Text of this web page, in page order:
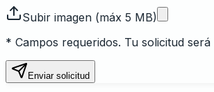
Subir imagen (máx 5 MB)
* Campos requeridos. Tu solicitud
Enviar solicitud